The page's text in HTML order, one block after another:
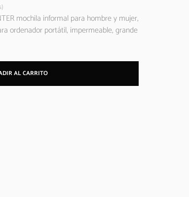
mochila informal para hombre y mujer,
ordenador portátil, impermeable, grande
AL CARRITO